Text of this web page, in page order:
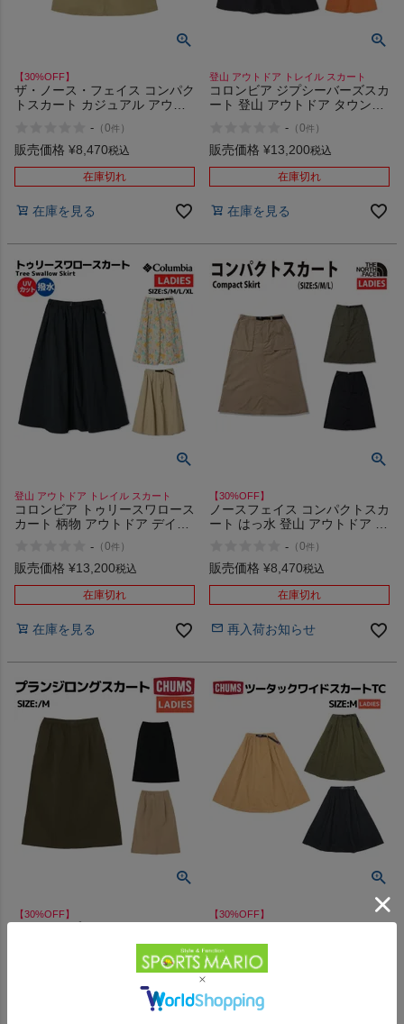
【30%OFF】
ザ・ノース・フェイス コンパク
トスカート カジュアル アウト
ート ボトムス THE NORTH
FACE COMPACT SKIRT アウト
- （0件 ）
販売価格 ¥8,470税込
在庫切れ
在庫を見る
登山 アウトドア トレイル スカート
コロンビア ジプシーバーズスカ
ート 登山 アウトドア タウンユ
撥水 Columbia Gypsy Birds
Skirt 010 102 888
- （0件 ）
販売価格 ¥13,200税込
在庫切れ
在庫を見る
登山 アウトドア トレイル スカート
コロンビア トゥリースワロース
カート 柄物 アウトドア デイリ
水 はっ水 Columbia Tree
Swallow Skirt 010 160 270
- （0件 ）
販売価格 ¥13,200税込
在庫切れ
在庫を見る
【30%OFF】
ノースフェイス コンパクトスカ
ート はっ水 登山 アウトドア ト
FACE COMPACT SKIRT K KT
NT アウトレット セール
- （0件 ）
販売価格 ¥8,470税込
在庫切れ
再入荷お知らせ
【30%OFF】
ト スカート ロングスカート カ
ジュアル アウトドア キャンプ
アパレル ボトムス CHUMS ア
【30%OFF】
ートTC スカート ロングスカー
ト カジュアル CHUMS Two
Tuck Wide Skirt TC アウトレッ